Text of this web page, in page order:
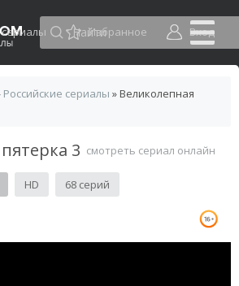
сериалы Избранное Вход
Российские сериалы » Великолепная
3 смотреть сериал онлайн
HD 68 серий